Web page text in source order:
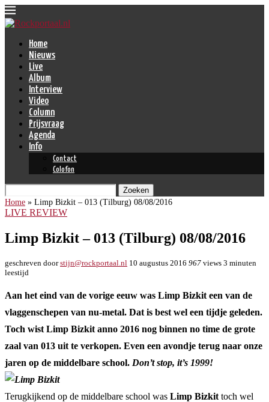
Home
Nieuws
Live
Album
Interview
Video
Column
Prijsvraag
Agenda
Info
Contact
Colofon
Zoeken
Home » Limp Bizkit – 013 (Tilburg) 08/08/2016
LIVE REVIEW
Limp Bizkit – 013 (Tilburg) 08/08/2016
geschreven doorstijn@rockportaal.nl 10 augustus 2016 967 views 3 minuten
leestijd
Aan het eind van de vorige eeuw was Limp Bizkit een van de
vlaggenschepen van nu-metal. Dat is best wel een tijdje geleden.
Toch wist Limp Bizkit anno 2016 nog binnen no time de grote
zaal van 013 uit te verkopen. Even een avondje terug naar onze
jaren op de middelbare school. Don’t stop, it’s 1999!
Terugkijkend op de middelbare school was Limp Bizkit toch wel